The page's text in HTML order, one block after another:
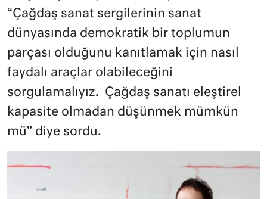
“Çağdaş sanat sergilerinin sanat
dünyasında demokratik bir toplumun
parçası olduğunu kanıtlamak için nasıl
faydalı araçlar olabileceğini
sorgulamalıyız. Çağdaş sanatı eleştirel
kapasite olmadan düşünmek mümkün
mü” diye sordu.